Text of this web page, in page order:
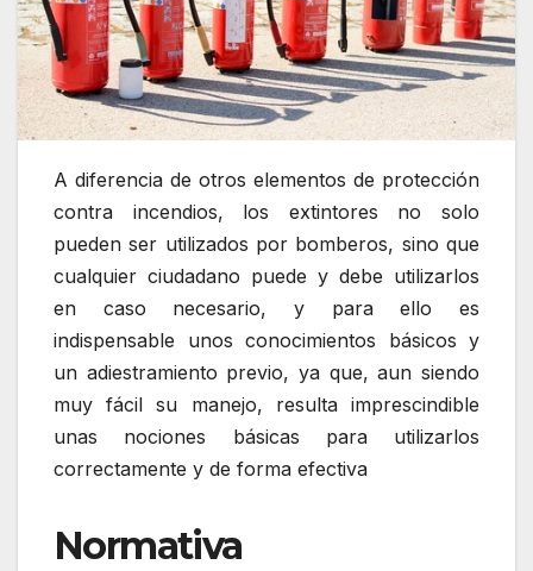
A diferencia de otros elementos de protección
contra incendios, los extintores no solo
pueden ser utilizados por bomberos, sino que
cualquier ciudadano puede y debe utilizarlos
en caso necesario, y para ello es
indispensable unos conocimientos básicos y
un adiestramiento previo, ya que, aun siendo
muy fácil su manejo, resulta imprescindible
unas nociones básicas para utilizarlos
correctamente y de forma efectiva
Normativa